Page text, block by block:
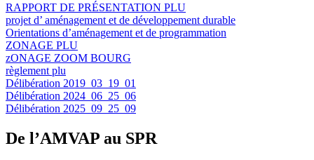
RAPPORT DE PRÉSENTATION PLU
projet d’ aménagement et de développement durable
Orientations d’aménagement et de programmation
ZONAGE PLU
zONAGE ZOOM BOURG
règlement plu
Délibération 2019_03_19_01
Délibération 2024_06_25_06
Délibération 2025_09_25_09
De l’AMVAP au SPR